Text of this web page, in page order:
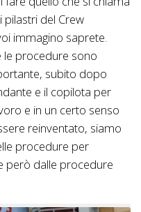
del Crew
immagino saprete.
le procedure sono
subito dopo
e il copilota per
e in un certo senso
reinventato, siamo
procedure per
però dalle procedure